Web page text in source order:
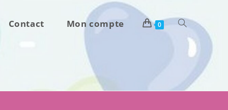
Contact Mon compte 0 Toggle